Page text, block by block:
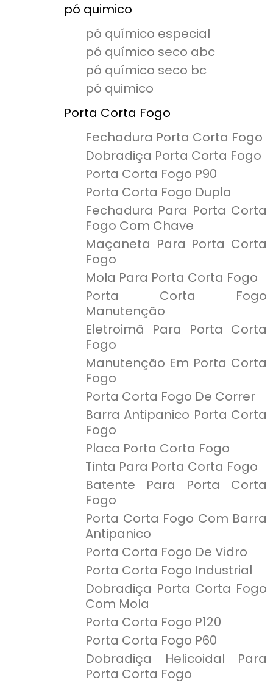
pó quimico
pó químico especial
pó químico seco abc
pó químico seco bc
pó quimico
Porta Corta Fogo
Fechadura Porta Corta Fogo
Dobradiça Porta Corta Fogo
Porta Corta Fogo P90
Porta Corta Fogo Dupla
Fechadura Para Porta Corta
Fogo Com Chave
Maçaneta Para Porta Corta
Fogo
Mola Para Porta Corta Fogo
Porta Corta Fogo
Manutenção
Eletroimã Para Porta Corta
Fogo
Manutenção Em Porta Corta
Fogo
Porta Corta Fogo De Correr
Barra Antipanico Porta Corta
Fogo
Placa Porta Corta Fogo
Tinta Para Porta Corta Fogo
Batente Para Porta Corta
Fogo
Porta Corta Fogo Com Barra
Antipanico
Porta Corta Fogo De Vidro
Porta Corta Fogo Industrial
Dobradiça Porta Corta Fogo
Com Mola
Porta Corta Fogo P120
Porta Corta Fogo P60
Dobradiça Helicoidal Para
Porta Corta Fogo